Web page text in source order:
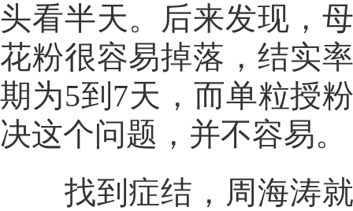
头看半天。后来发现，
花粉很容易掉落，结实
期为5到7天，而单粒授
决这个问题，并不容易。
找到症结，周海涛就